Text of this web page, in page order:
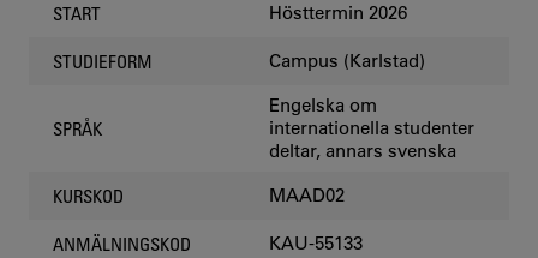
START Hösttermin 2026
STUDIEFORM Campus (Karlstad)
SPRÅK
Engelska om
internationella studenter
deltar, annars svenska
KURSKOD MAAD02
ANMÄLNINGSKOD KAU-55133